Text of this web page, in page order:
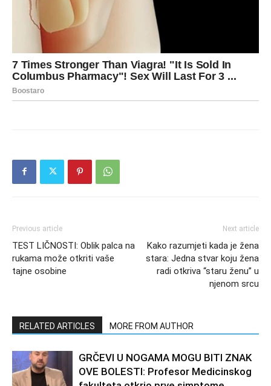
Previous article
TEST LIČNOSTI: Oblik palca na
rukama može otkriti vaše
tajne osobine
Next article
Kako razumjeti kada je žena
stara: Jedna stvar koju žena
radi otkriva “staru ženu” u
njenom srcu
RELATED ARTICLES MORE FROM AUTHOR
GRČEVI U NOGAMA MOGU BITI ZNAK
OVE BOLESTI: Profesor Medicinskog